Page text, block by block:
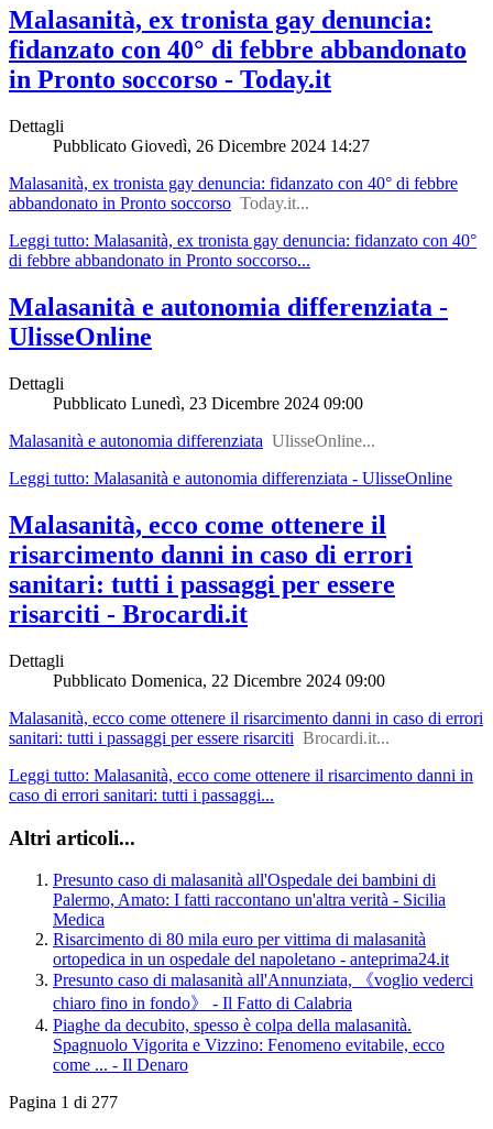
Malasanità, ex tronista gay denuncia:
fidanzato con 40° di febbre abbandonato
in Pronto soccorso - Today.it
Dettagli
Pubblicato Giovedì, 26 Dicembre 2024 14:27
Malasanità, ex tronista gay denuncia: fidanzato con 40° di febbre
abbandonato in Pronto soccorso Today.it...
Leggi tutto: Malasanità, ex tronista gay denuncia: fidanzato con 40°
di febbre abbandonato in Pronto soccorso...
Malasanità e autonomia differenziata -
UlisseOnline
Dettagli
Pubblicato Lunedì, 23 Dicembre 2024 09:00
Malasanità e autonomia differenziata UlisseOnline...
Leggi tutto: Malasanità e autonomia differenziata - UlisseOnline
Malasanità, ecco come ottenere il
risarcimento danni in caso di errori
sanitari: tutti i passaggi per essere
risarciti - Brocardi.it
Dettagli
Pubblicato Domenica, 22 Dicembre 2024 09:00
Malasanità, ecco come ottenere il risarcimento danni in caso di errori
sanitari: tutti i passaggi per essere risarciti Brocardi.it...
Leggi tutto: Malasanità, ecco come ottenere il risarcimento danni in
caso di errori sanitari: tutti i passaggi...
Altri articoli...
Presunto caso di malasanità all'Ospedale dei bambini di
Palermo, Amato: I fatti raccontano un'altra verità - Sicilia
Medica
Risarcimento di 80 mila euro per vittima di malasanità
ortopedica in un ospedale del napoletano - anteprima24.it
Presunto caso di malasanità all'Annunziata, 《voglio vederci
chiaro fino in fondo》 - Il Fatto di Calabria
Piaghe da decubito, spesso è colpa della malasanità.
Spagnuolo Vigorita e Vizzino: Fenomeno evitabile, ecco
come ... - Il Denaro
Pagina 1 di 277